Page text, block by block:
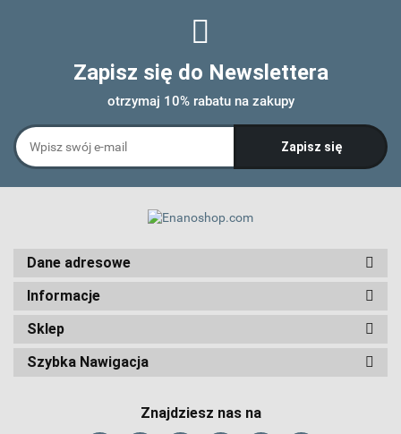
Zapisz się do Newslettera
otrzymaj 10% rabatu na zakupy
Dane adresowe
Informacje
Sklep
Szybka Nawigacja
Znajdziesz nas na